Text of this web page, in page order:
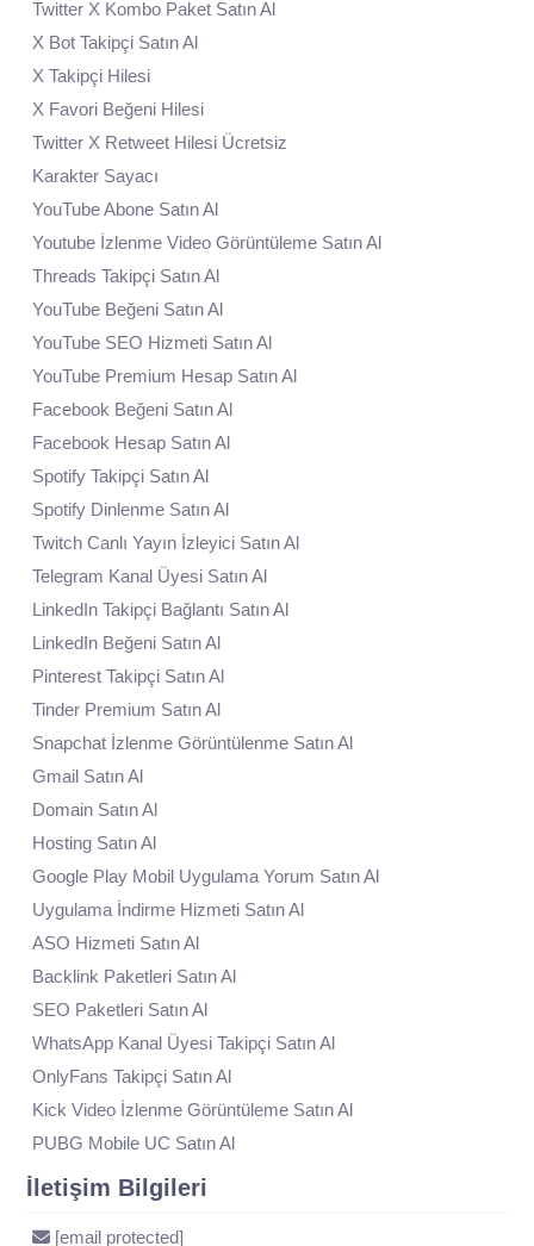
Twitter X Kombo Paket Satın Al
X Bot Takipçi Satın Al
X Takipçi Hilesi
X Favori Beğeni Hilesi
Twitter X Retweet Hilesi Ücretsiz
Karakter Sayacı
YouTube Abone Satın Al
Youtube İzlenme Video Görüntüleme Satın Al
Threads Takipçi Satın Al
YouTube Beğeni Satın Al
YouTube SEO Hizmeti Satın Al
YouTube Premium Hesap Satın Al
Facebook Beğeni Satın Al
Facebook Hesap Satın Al
Spotify Takipçi Satın Al
Spotify Dinlenme Satın Al
Twitch Canlı Yayın İzleyici Satın Al
Telegram Kanal Üyesi Satın Al
LinkedIn Takipçi Bağlantı Satın Al
LinkedIn Beğeni Satın Al
Pinterest Takipçi Satın Al
Tinder Premium Satın Al
Snapchat İzlenme Görüntülenme Satın Al
Gmail Satın Al
Domain Satın Al
Hosting Satın Al
Google Play Mobil Uygulama Yorum Satın Al
Uygulama İndirme Hizmeti Satın Al
ASO Hizmeti Satın Al
Backlink Paketleri Satın Al
SEO Paketleri Satın Al
WhatsApp Kanal Üyesi Takipçi Satın Al
OnlyFans Takipçi Satın Al
Kick Video İzlenme Görüntüleme Satın Al
PUBG Mobile UC Satın Al
İletişim Bilgileri
[email protected]